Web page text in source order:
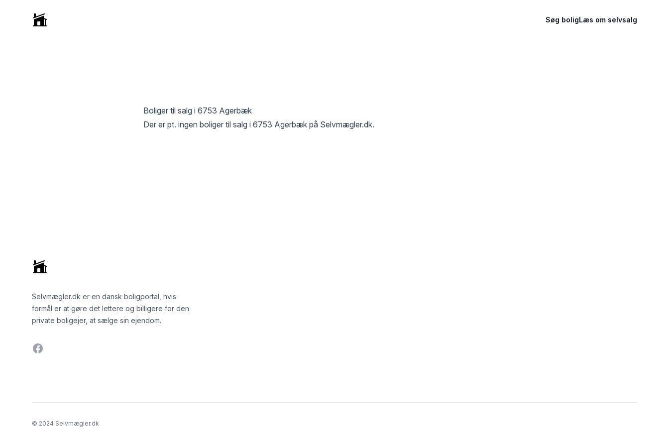
Selvmægler Søg boligLæs om selvsalg
Boliger til salg i 6753 Agerbæk
Der er pt. ingen boliger til salg i 6753 Agerbæk på Selvmægler.dk.
Selvmægler.dk er en dansk boligportal, hvis
formål er at gøre det lettere og billigere for den
private boligejer, at sælge sin ejendom.
Facebook
© 2024 Selvmægler.dk